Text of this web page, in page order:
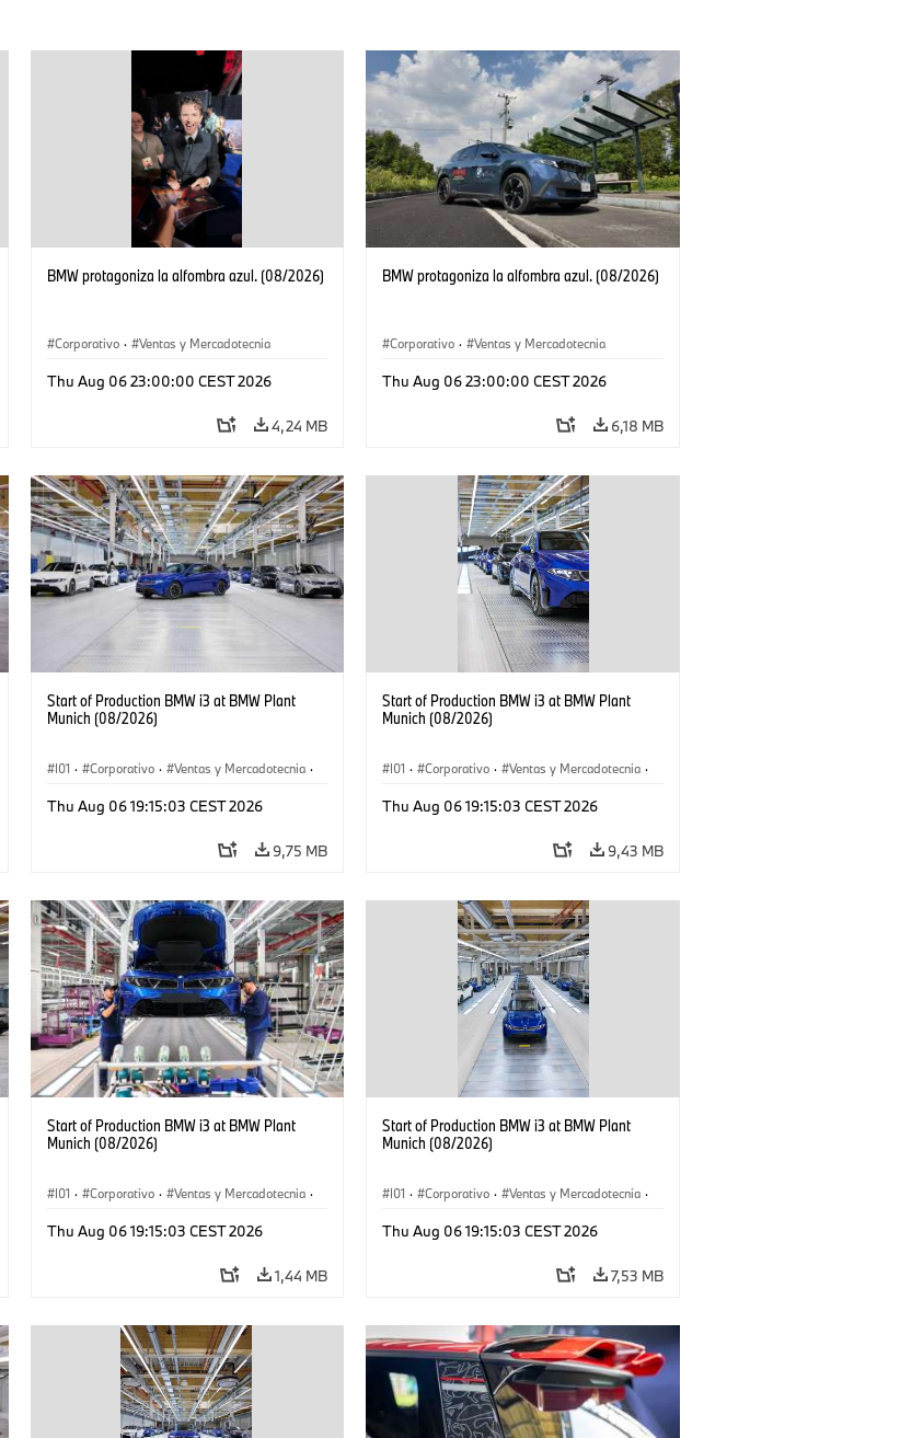
BMW protagoniza la alfombra azul. (08/2026)
Corporativo · Ventas y Mercadotecnia
Thu Aug 06 23:00:00 CEST 2026
4,24 MB
BMW protagoniza la alfombra azul. (08/2026)
Corporativo · Ventas y Mercadotecnia
Thu Aug 06 23:00:00 CEST 2026
6,18 MB
Start of Production BMW i3 at BMW Plant
Munich (08/2026)
I01 · Corporativo · Ventas y Mercadotecnia ·
Thu Aug 06 19:15:03 CEST 2026
9,75 MB
Start of Production BMW i3 at BMW Plant
Munich (08/2026)
I01 · Corporativo · Ventas y Mercadotecnia ·
Thu Aug 06 19:15:03 CEST 2026
9,43 MB
Start of Production BMW i3 at BMW Plant
Munich (08/2026)
I01 · Corporativo · Ventas y Mercadotecnia ·
Thu Aug 06 19:15:03 CEST 2026
1,44 MB
Start of Production BMW i3 at BMW Plant
Munich (08/2026)
I01 · Corporativo · Ventas y Mercadotecnia ·
Thu Aug 06 19:15:03 CEST 2026
7,53 MB